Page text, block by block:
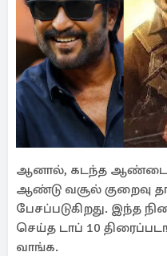
ஆனால், கடந்த ஆண்டை
ஆண்டு வசூல் குறைவு
பேசப்படுகிறது. இந்த
செய்த டாப் 10
வாங்க.